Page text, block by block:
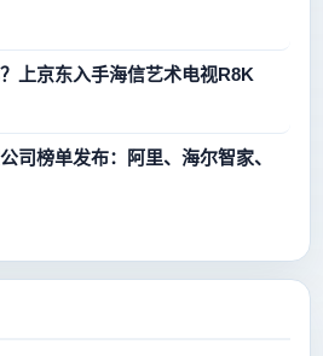
上京东入手海信艺术电视R8K
司榜单发布：阿里、海尔智家、